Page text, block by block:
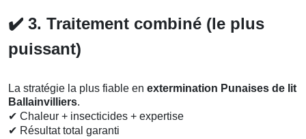
✔️ 3. Traitement combiné (le plus
puissant)
La stratégie la plus fiable en extermination Punaises de lit
Ballainvilliers.
✔ Chaleur + insecticides + expertise
✔ Résultat total garanti